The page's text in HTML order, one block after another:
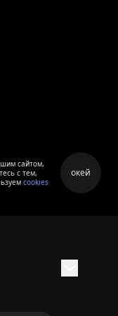
сайтом,
с тем,
cookies
окей